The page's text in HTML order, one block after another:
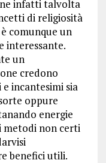
infatti talvolta
di religiosità
comunque un
interessante.
un
credono
incantesimi sia
oppure
energie
metodi non certi
benefici utili.